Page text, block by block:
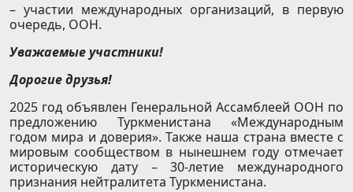
– участии международных организаций, в первую
очередь, ООН.
Уважаемые участники!
Дорогие друзья!
2025 год объявлен Генеральной Ассамблеей ООН по
предложению Туркменистана «Международным
годом мира и доверия». Также наша страна вместе с
мировым сообществом в нынешнем году отмечает
историческую дату – 30-летие международного
признания нейтралитета Туркменистана.